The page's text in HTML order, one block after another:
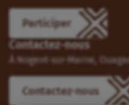
Participer
Contactez-nous
À Nogent-sur-Marne,
Contactez-nous